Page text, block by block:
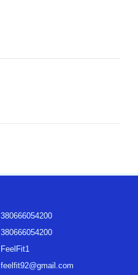
380666054200
380666054200
FeelFit1
feelfit92@gmail.com